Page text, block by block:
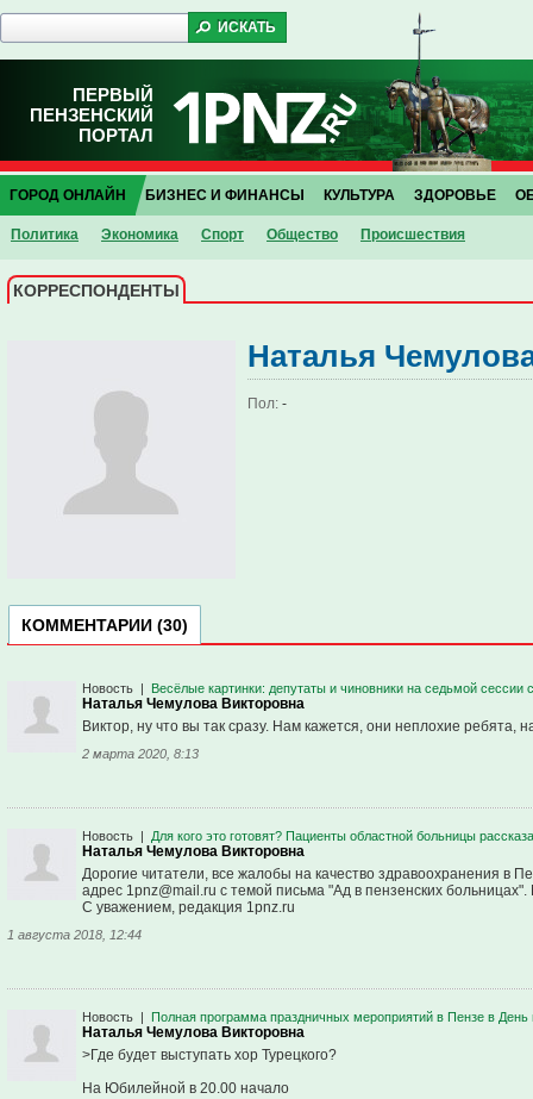
ПЕРВЫЙ
ПЕНЗЕНСКИЙ
ПОРТАЛ
ГОРОД ОНЛАЙН
Политика Экономика Спорт Общество Проиcшествия
БИЗНЕС И ФИНАНСЫ КУЛЬТУРА ЗДОРОВЬЕ
КОРРЕСПОНДЕНТЫ
Наталья
Пол: -
КОММЕНТАРИИ (30)
Новость | Весёлые картинки: депутаты и чиновники на седьмой
Наталья Чемулова Викторовна
Виктор, ну что вы так сразу. Нам кажется, они неплохие
2 марта 2020, 8:13
Новость | Для кого это готовят? Пациенты областной больницы
Наталья Чемулова Викторовна
Дорогие читатели, все жалобы на качество здравоохранения в
адрес 1pnz@mail.ru с темой письма "Ад в пензенских
С уважением, редакция 1pnz.ru
1 августа 2018, 12:44
Новость | Полная программа праздничных мероприятий в Пензе в День
Наталья Чемулова Викторовна
>Где будет выступать хор Турецкого?
На Юбилейной в 20.00 начало